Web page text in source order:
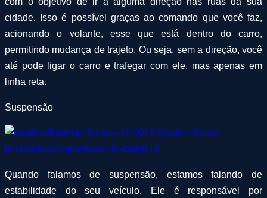
cidade. Isso é possível graças ao comando que você faz,
acionando o volante, esse que está dentro do carro,
permitindo mudança de trajeto. Ou seja, sem a direção, você
até pode ligar o carro e trafegar com ele, mas apenas em
linha reta.
Suspensão
Quando falamos de suspensão, estamos falando de
estabilidade do seu veículo. Ele é responsável por